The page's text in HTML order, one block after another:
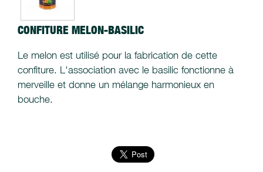
CONFITURE MELON-BASILIC
Le melon est utilisé pour la fabrication de cette
confiture. L'association avec le basilic fonctionne à
merveille et donne un mélange harmonieux en
bouche.